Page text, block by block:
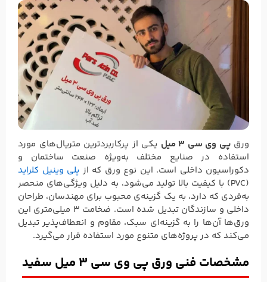
ورقپی وی سی 3 میل
یکی از پرکاربردترین متریال‌های مورد
استفاده در صنایع مختلف به‌ویژه صنعت ساختمان و
دکوراسیون داخلی است. این نوع ورق که از پلی وینیل کلراید
(PVC) با کیفیت بالا تولید می‌شود، به دلیل ویژگی‌های منحصر
به‌فردی که دارد، به یک گزینه‌ی محبوب برای مهندسان، طراحان
داخلی و سازندگان تبدیل شده است. ضخامت 3 میلی‌متری این
ورق‌ها آن‌ها را به گزینه‌ای سبک، مقاوم و انعطاف‌پذیر تبدیل
می‌کند که در پروژه‌های متنوع مورد استفاده قرار می‌گیرد.
مشخصات فنی ورق پی وی سی 3 میل سفید